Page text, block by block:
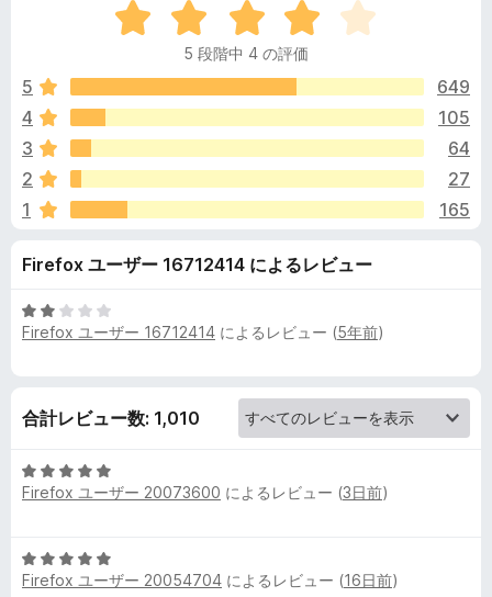
ラ
ウ
ザ
ー
ド
オ
ン
y
P
r
o
x
y
S
t
a
n
5
段
中
の
価
5 段階中 4 の評価
5
649
4
105
3
64
2
27
1
165
Firefox ユーザー 16712414 によるレビュー
5
段
の
価
Firefox ユーザー 16712414 によるレビュー (5年前)
合計レビュー数: 1,010
5
段
5
の
Firefox ユーザー 20073600 によるレビュー (3日前)
5
段
Firefox ユーザー 20054704 によるレビュー (16日前)